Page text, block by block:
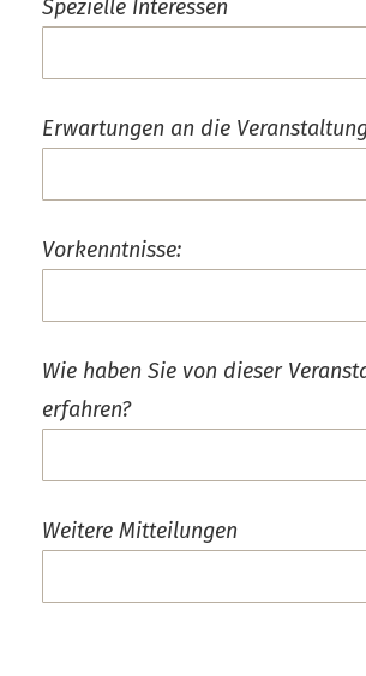
Spezielle Interessen
Erwartungen an die
Vorkenntnisse:
Wie haben Sie von dieser
erfahren?
Weitere Mitteilungen